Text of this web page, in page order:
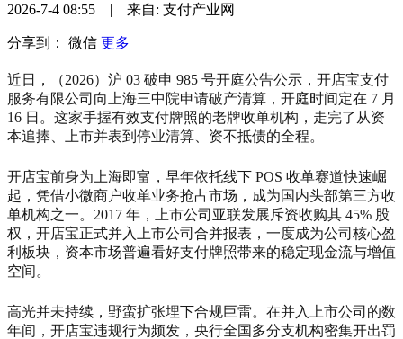
2026-7-4 08:55 | 来自: 支付产业网
分享到： 微信 更多
近日，（2026）沪 03 破申 985 号开庭公告公示，开店宝支付
服务有限公司向上海三中院申请破产清算，开庭时间定在 7 月
16 日。这家手握有效支付牌照的老牌收单机构，走完了从资
本追捧、上市并表到停业清算、资不抵债的全程。
开店宝前身为上海即富，早年依托线下 POS 收单赛道快速崛
起，凭借小微商户收单业务抢占市场，成为国内头部第三方收
单机构之一。2017 年，上市公司亚联发展斥资收购其 45% 股
权，开店宝正式并入上市公司合并报表，一度成为公司核心盈
利板块，资本市场普遍看好支付牌照带来的稳定现金流与增值
空间。
高光并未持续，野蛮扩张埋下合规巨雷。在并入上市公司的数
年间，开店宝违规行为频发，央行全国多分支机构密集开出罚